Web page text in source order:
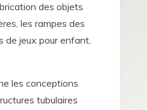
des objets
les rampes des
de jeux pour enfant,
les conceptions
tubulaires